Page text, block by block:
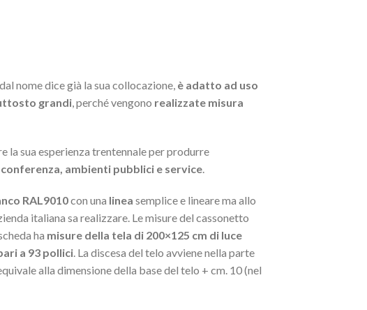
dal nome dice già la sua collocazione, è adatto ad uso
grandi, perché vengono realizzate misura
la sua esperienza trentennale per produrre
ambienti pubblici e service.
RAL9010con una linea semplice e lineare ma allo
italiana sa realizzare. Le misure del cassonetto
ha misure della tela di 200×125 cm di luce
a 93 pollici. La discesa del telo avviene nella parte
alla dimensione della base del telo + cm. 10 (nel